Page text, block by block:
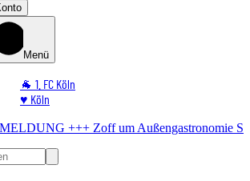
Menü
🐐 1. FC Köln
♥️ Köln
🏆 Sport
Zoff um AußengastronomieStadt knickt ein –